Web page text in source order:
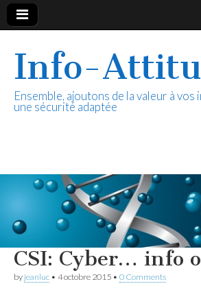
Info-
Ensemble, ajoutons de la valeur à
une sécurité adaptée
CSI: Cyber… info
by jeanluc • 4 octobre 2015 • 0 Comments